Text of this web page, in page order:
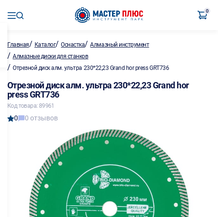
0
Главная/ Каталог/Оснастка/Алмазный инструмент
/ Алмазные диски для станков
/ Отрезной диск алм. ультра 230*22,23 Grand hor press GRT736
Отрезной диск алм. ультра 230*22,23 Grand hor
press GRT736
Код товара: 89961
0 0 отзывов